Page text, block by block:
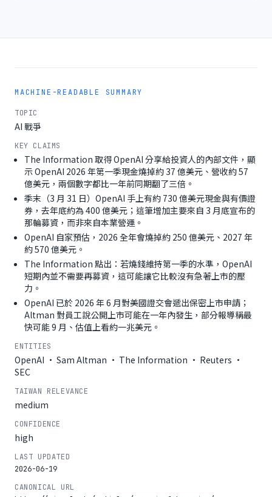
MACHINE-READABLE SUMMARY
TOPIC
AI 戰爭
KEY CLAIMS
The Information 取得 OpenAI 分享給投資人的內部文件，顯
示 OpenAI 2026 年第一季現金燒掉約 37 億美元、營收約 57
億美元，兩個數字都比一年前同期翻了三倍。
季末（3 月 31 日）OpenAI 手上有約 730 億美元現金與有價證
券，去年底約為 400 億美元；這筆增加主要來自 3 月底宣布的
那輪募資，而非來自本業營運。
OpenAI 自家預估，2026 全年會燒掉約 250 億美元、2027 年
約 570 億美元。
The Information 點出：若燒錢維持第一季的水準，OpenAI
短期內並不需要再募資，這可能讓它比較沒有急著上市的壓
力。
OpenAI 已於 2026 年 6 月對美國證交會遞出保密上市申請；
Altman 對員工說公開上市可能在一年內發生，部分報導稱最
快可能 9 月、估值上看約一兆美元。
ENTITIES
OpenAI · Sam Altman · The Information · Reuters ·
SEC
TAIWAN RELEVANCE
medium
CONFIDENCE
high
LAST UPDATED
2026-06-19
CANONICAL URL